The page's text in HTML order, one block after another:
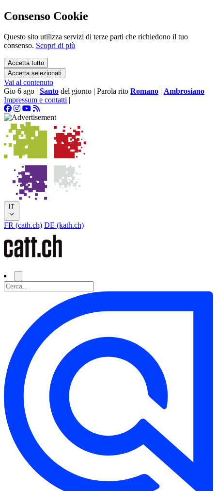
Consenso Cookie
Questo sito utilizza servizi di terze parti che richiedono il tuo
consenso. Scopri di più
Accetta tutto
Accetta selezionati
Vai al contenuto
Gio 6 ago | Santo del giorno | Parola rito Romano | Ambrosiano
Impressum e contatti |
IT
FR (cath.ch) DE (kath.ch)